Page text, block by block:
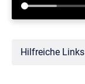
Hilfreiche Links